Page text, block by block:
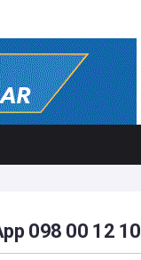
098 00 12 10